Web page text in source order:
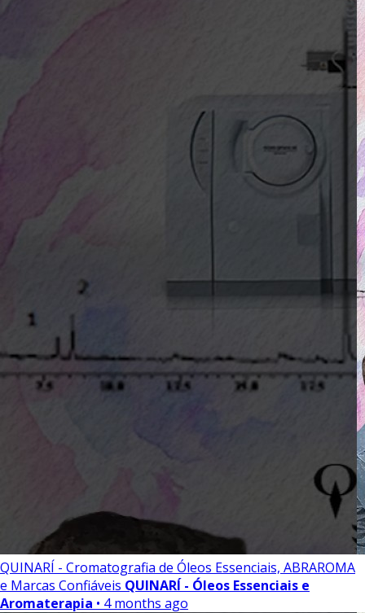
QUINARÍ - Cromatografia de Óleos Essenciais, ABRAROMA
e Marcas Confiáveis QUINARÍ - Óleos Essenciais e
Aromaterapia • 4 months ago